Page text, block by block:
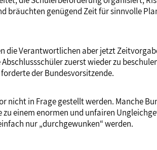
bräuchten genügend Zeit für sinnvolle
die Verantwortlichen aber jetzt
zuerst wieder zu
der Bundesvorsitzende.
nicht in Frage gestellt werden. Manche
einem enormen und unfairen
nur „durchgewunken“ werden.